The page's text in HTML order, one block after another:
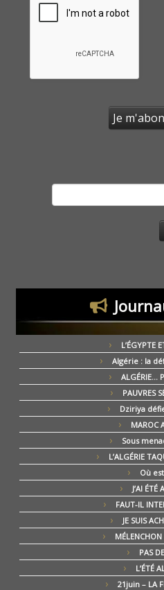
L’ÉGYPTE
Algérie : la
ALGÉRIE…
PAUVRES
Dziriya
MAROC
Sous
L’ALGÉRIE
Où
J’AI ÉTÉ
FAUT-IL
JE SUIS
PAS
L’ÉTÉ
21juin – LA